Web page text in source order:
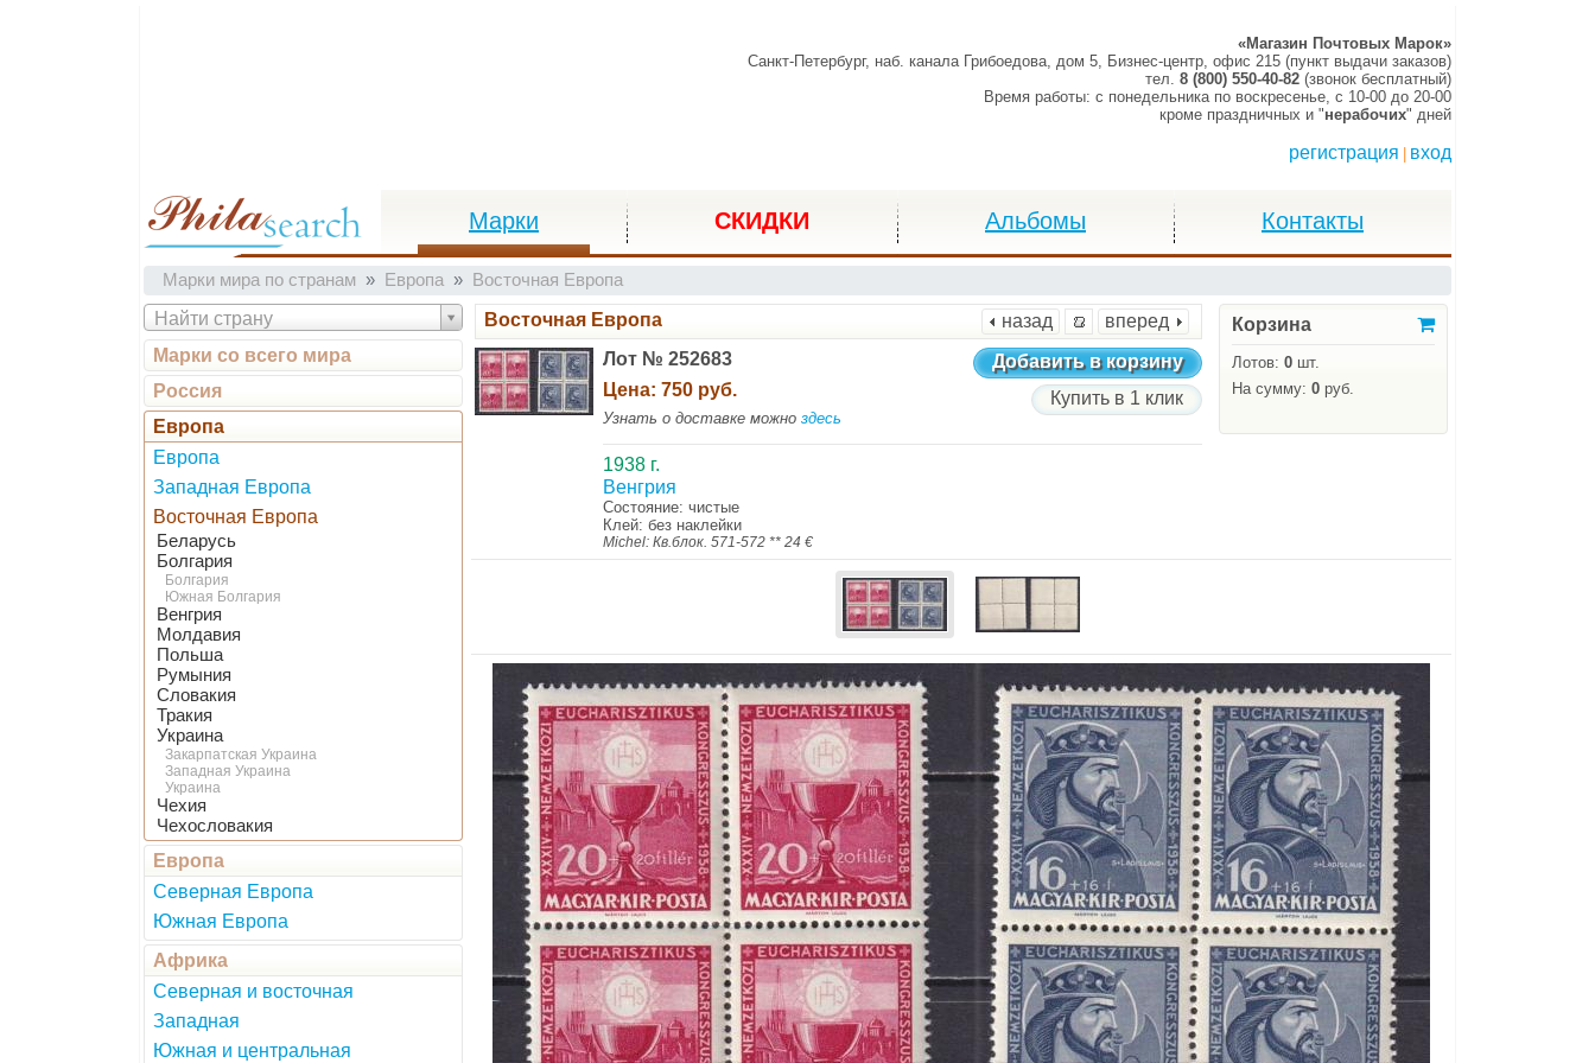
«Магазин Почтовых Марок»
Санкт-Петербург, наб. канала Грибоедова, дом 5, Бизнес-центр, офис 215 (пункт выдачи заказов)
тел. 8 (800) 550-40-82 (звонок бесплатный)
Время работы: c понедельника по воскресенье, c 10-00 до 20-00
кроме праздничных и "нерабочих" дней
регистрация вход
Марки СКИДКИ Альбомы Контакты
Марки мира по странам Европа Восточная Европа
Найти страну
Марки со всего мира
Россия
Европа
Европа
Западная Европа
Восточная Европа
Беларусь
Болгария
Болгария
Южная Болгария
Венгрия
Молдавия
Польша
Румыния
Словакия
Тракия
Украина
Закарпатская Украина
Западная Украина
Украина
Чехия
Чехословакия
Европа
Северная Европа
Южная Европа
Африка
Северная и восточная
Западная
Южная и центральная
Корзина
Лотов:0 шт.
На сумму:0 руб.
назад вперед
Восточная Европа
Лот № 252683
Цена: 750 руб.
Узнать о доставке можно здесь
Добавить в корзину
Купить в 1 клик
1938 г.
Венгрия
Состояние: чистые
Клей: без наклейки
Michel: Кв.блок. 571-572 ** 24 €